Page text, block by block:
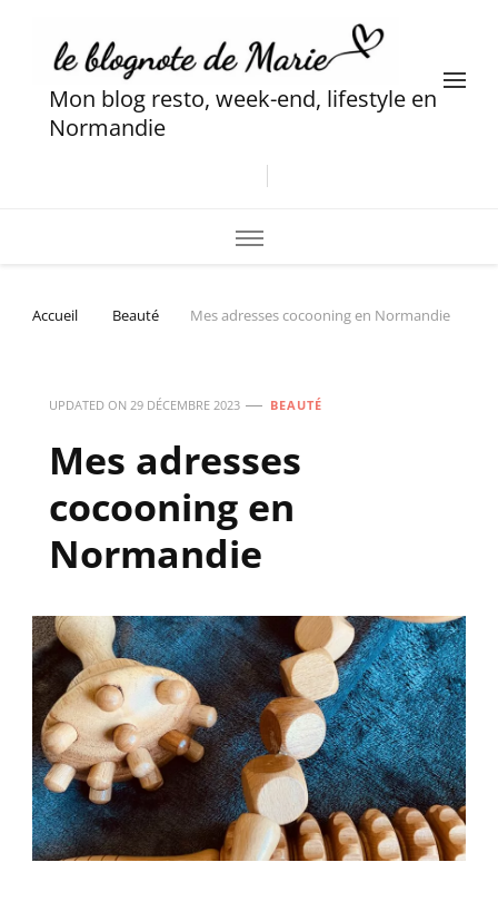
Mon blog resto, week-end, lifestyle en
Normandie
Accueil Beauté Mes adresses cocooning en Normandie
UPDATED ON 29 DÉCEMBRE 2023 BEAUTÉ
Mes adresses
cocooning en
Normandie